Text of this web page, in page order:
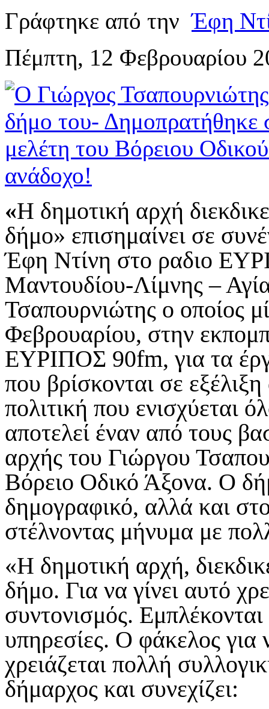
Γράφτηκε από τηνΈφη
Πέμπτη, 12 Φεβρουαρίου
«Η δημοτική αρχή
δήμο» επισημαίνει σε
Έφη Ντίνη στο ραδιο
Μαντουδίου-Λίμνης –
Τσαπουρνιώτης ο οποίος
Φεβρουαρίου, στην
ΕΥΡΙΠΟΣ 90fm, για τα
που βρίσκονται σε
πολιτική που ενισχύεται
αποτελεί έναν από τους
αρχής του Γιώργου
Βόρειο Οδικό Άξονα. Ο
δημογραφικό, αλλά και
στέλνοντας μήνυμα με
«Η δημοτική αρχή,
δήμο. Για να γίνει αυτό
συντονισμός.
υπηρεσίες. Ο φάκελος για
χρειάζεται πολλή
δήμαρχος και συνεχίζει: